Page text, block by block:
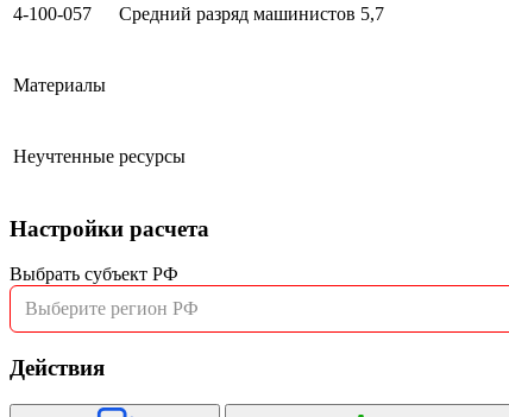
4-100-057 Средний разряд машинистов 5,7
Материалы
Неучтенные ресурсы
Настройки расчета
Выбрать субъект РФ
Выберите регион РФ
Действия